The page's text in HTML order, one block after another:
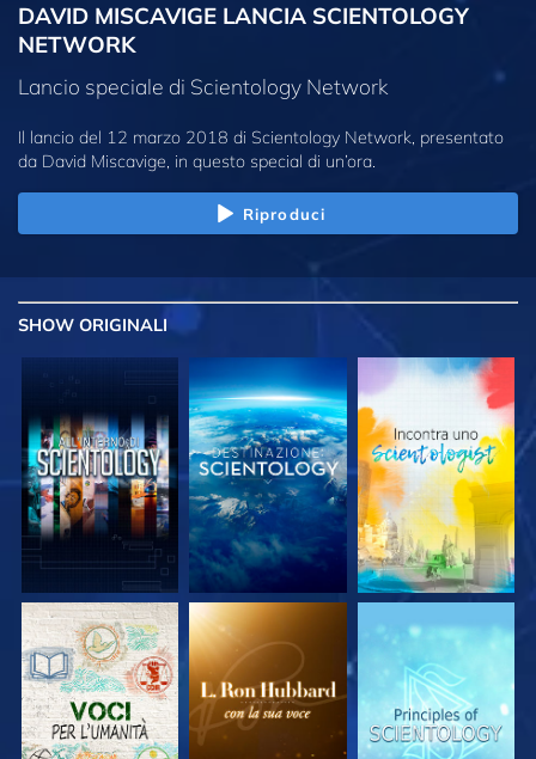
DAVID MISCAVIGE LANCIA SCIENTOLOGY
NETWORK
Lancio speciale di Scientology Network
Il lancio del 12 marzo 2018 di Scientology Network, presentato
da David Miscavige, in questo special di un’ora.
Riproduci
SHOW ORIGINALI
ESPLORA LE
SERIE
ESPLORA LE
SERIE
ESPLORA LE
SERIE